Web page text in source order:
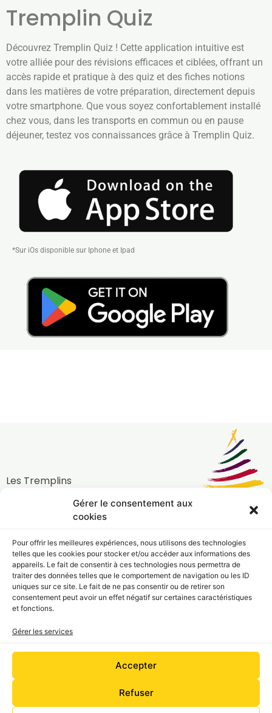
Gérer le consentement aux
cookies
Pour offrir les meilleures expériences, nous utilisons des technologies
telles que les cookies pour stocker et/ou accéder aux informations des
appareils. Le fait de consentir à ces technologies nous permettra de
traiter des données telles que le comportement de navigation ou les ID
uniques sur ce site. Le fait de ne pas consentir ou de retirer son
consentement peut avoir un effet négatif sur certaines caractéristiques
et fonctions.
Gérer les services
Accepter
Refuser
Tremplin Quiz
Découvrez Tremplin Quiz ! Cette application intuitive est
votre alliée pour des révisions efficaces et ciblées, offrant un
accès rapide et pratique à des quiz et des fiches notions
dans les matières de votre préparation, directement depuis
votre smartphone. Que vous soyez confortablement installé
chez vous, dans les transports en commun ou en pause
déjeuner, testez vos connaissances grâce à Tremplin Quiz.
*Sur iOs disponible sur Iphone et Ipad
Les Tremplins
05 33 49 01 80
admin@lestremplins.fr
Navigation
Informations